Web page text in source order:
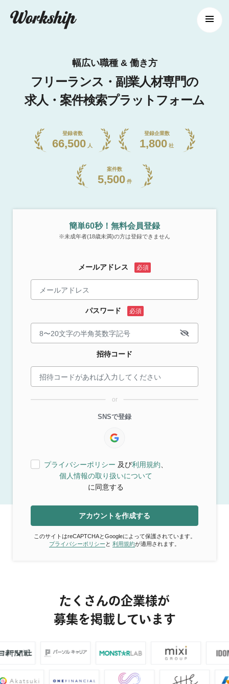
幅広い職種 & 働き方
フリーランス・副業人材専門の
求人・案件検索プラットフォーム
登録者数
66,500 人
登録企業数
1,800 社
案件数
5,500 件
簡単60秒！無料会員登録
※未成年者(18歳未満)の方は登録できません
メールアドレス
パスワード
招待コード
or
SNSで登録
プライバシーポリシー 及び利用規約
個人情報の取り扱いについて
に同意する
アカウントを作成する
このサイトはreCAPTCHAとGoogleによって保護されています。
プライバシーポリシー と 利用規約が適用されます。
たくさんの企業様が
募集を掲載しています